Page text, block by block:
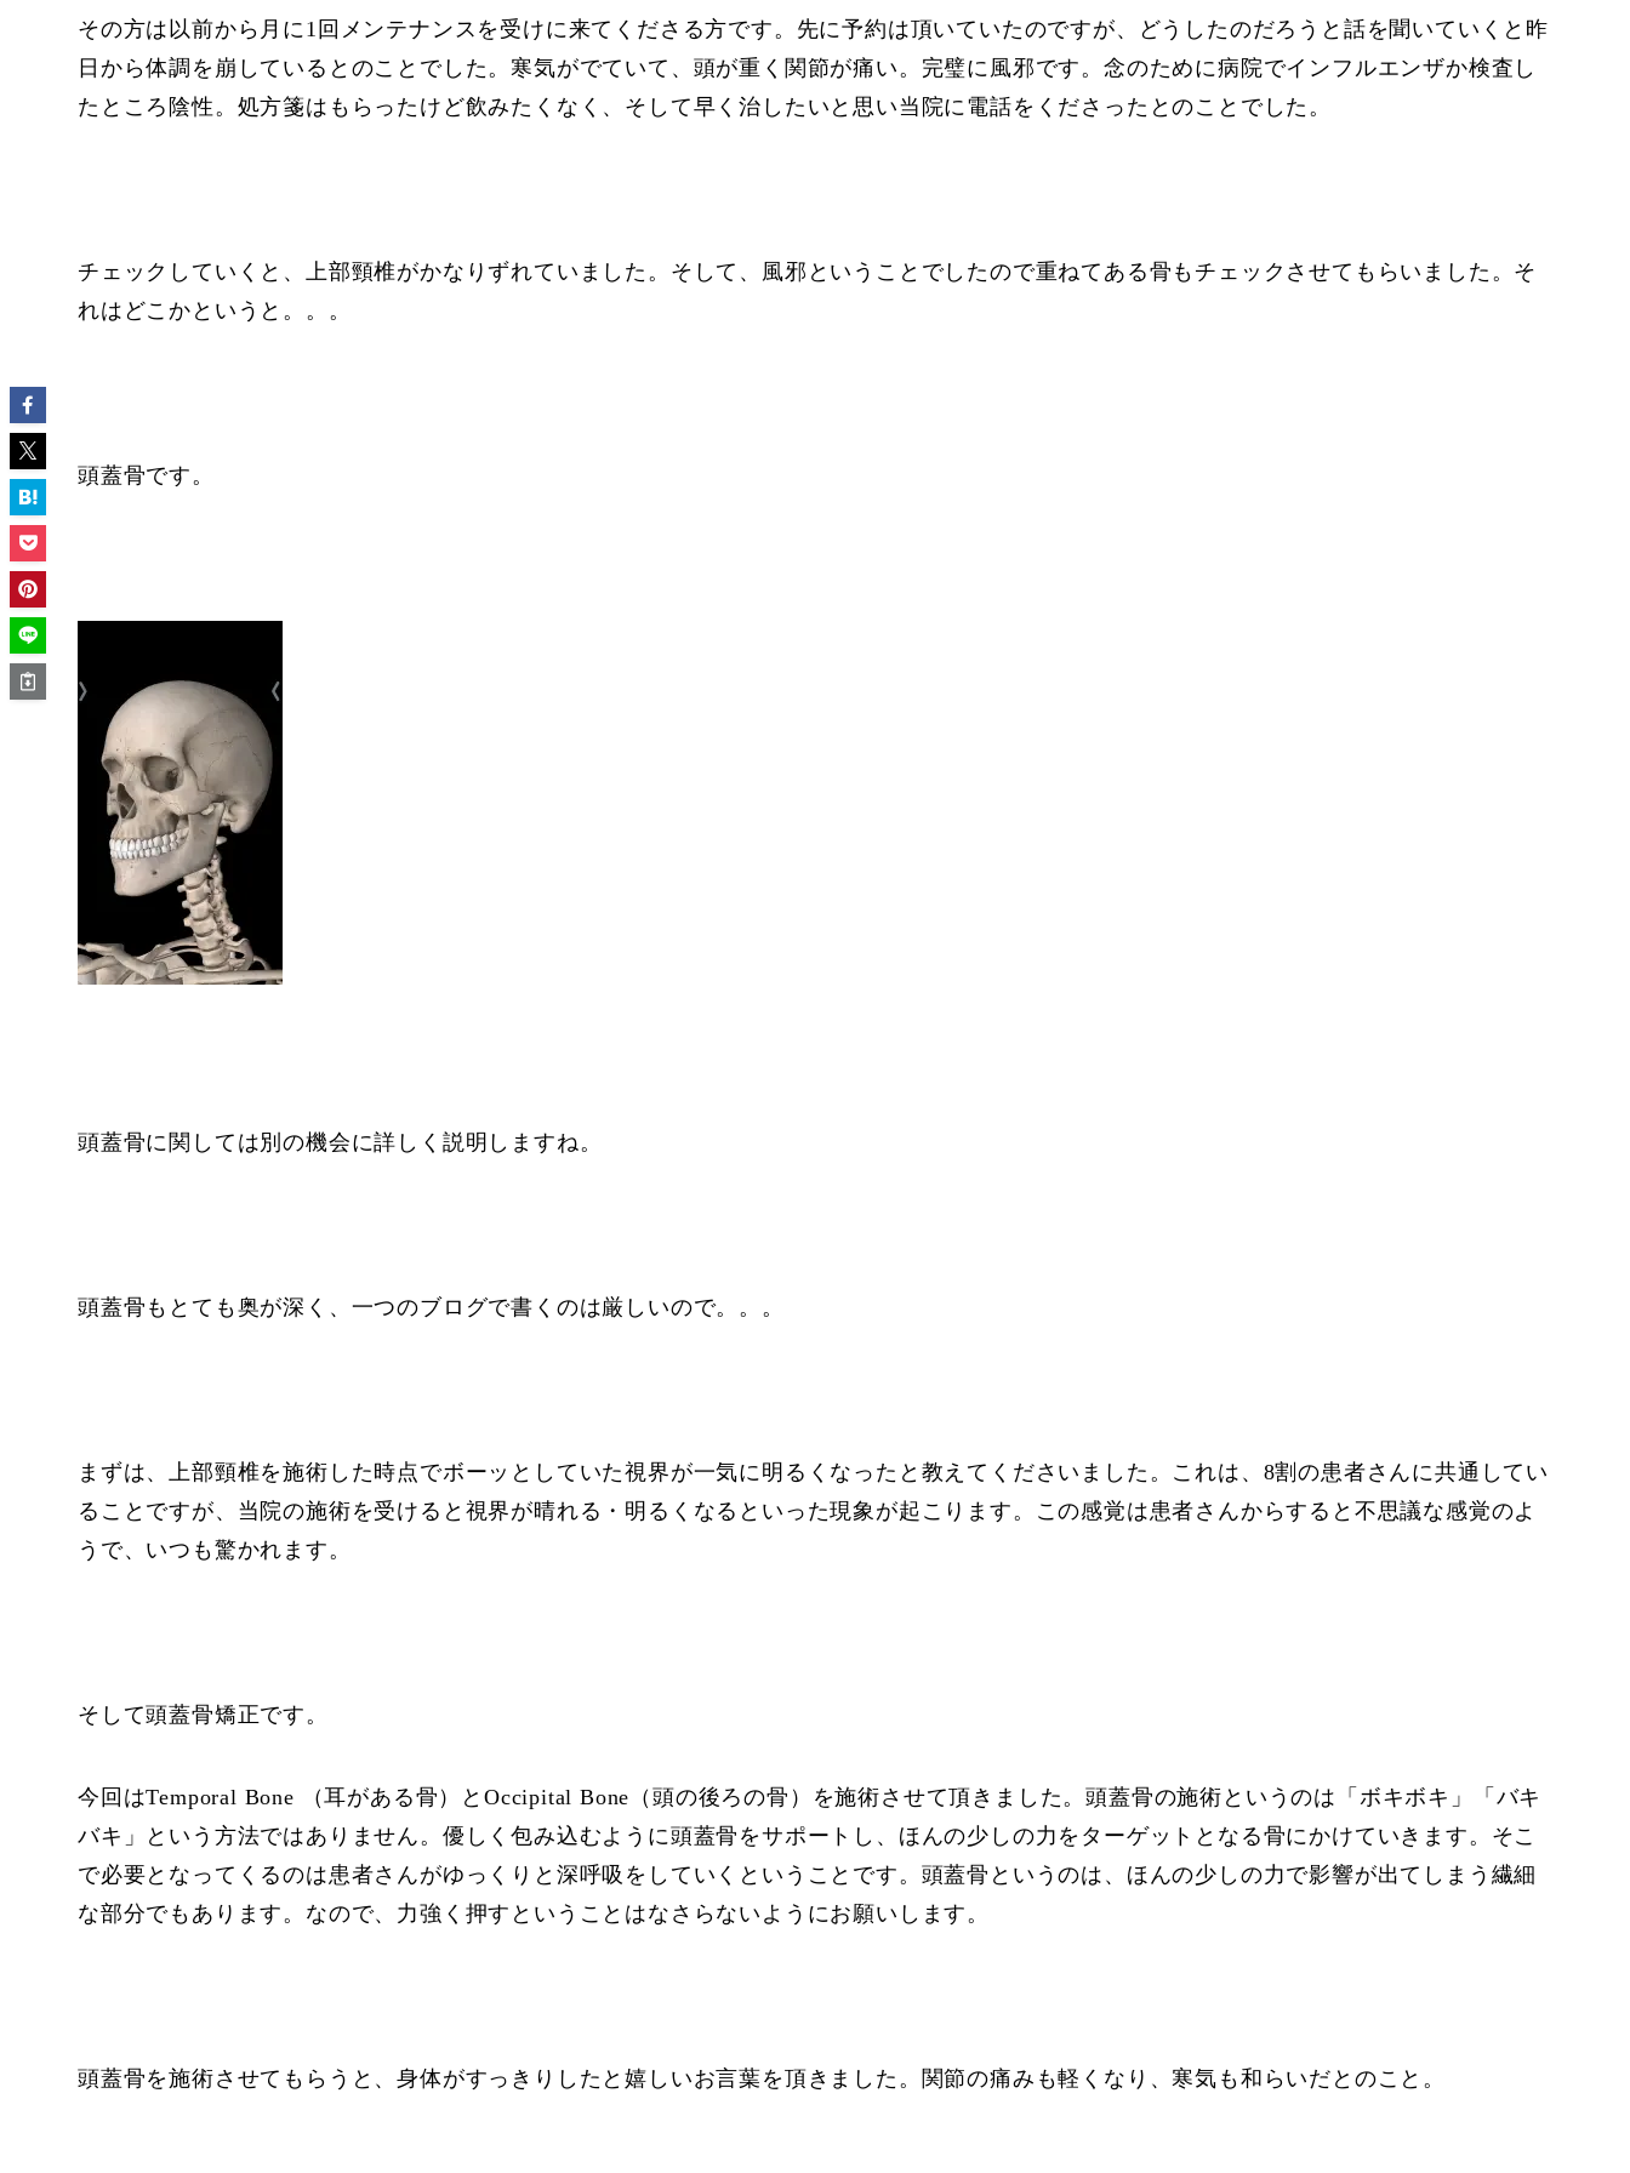
その方は以前から月に1回メンテナンスを受けに来てくださる方です。先に予約は頂いていたのですが、どうしたのだろうと話を聞いていくと昨
日から体調を崩しているとのことでした。寒気がでていて、頭が重く関節が痛い。完璧に風邪です。念のために病院でインフルエンザか検査し
たところ陰性。処方箋はもらったけど飲みたくなく、そして早く治したいと思い当院に電話をくださったとのことでした。
チェックしていくと、上部頸椎がかなりずれていました。そして、風邪ということでしたので重ねてある骨もチェックさせてもらいました。そ
れはどこかというと。。。
頭蓋骨です。
頭蓋骨に関しては別の機会に詳しく説明しますね。
頭蓋骨もとても奥が深く、一つのブログで書くのは厳しいので。。。
まずは、上部頸椎を施術した時点でボーッとしていた視界が一気に明るくなったと教えてくださいました。これは、8割の患者さんに共通してい
ることですが、当院の施術を受けると視界が晴れる・明るくなるといった現象が起こります。この感覚は患者さんからすると不思議な感覚のよ
うで、いつも驚かれます。
そして頭蓋骨矯正です。
今回はTemporal Bone （耳がある骨）とOccipital Bone（頭の後ろの骨）を施術させて頂きました。頭蓋骨の施術というのは「ボキボキ」「バキ
バキ」という方法ではありません。優しく包み込むように頭蓋骨をサポートし、ほんの少しの力をターゲットとなる骨にかけていきます。そこ
で必要となってくるのは患者さんがゆっくりと深呼吸をしていくということです。頭蓋骨というのは、ほんの少しの力で影響が出てしまう繊細
な部分でもあります。なので、力強く押すということはなさらないようにお願いします。
頭蓋骨を施術させてもらうと、身体がすっきりしたと嬉しいお言葉を頂きました。関節の痛みも軽くなり、寒気も和らいだとのこと。